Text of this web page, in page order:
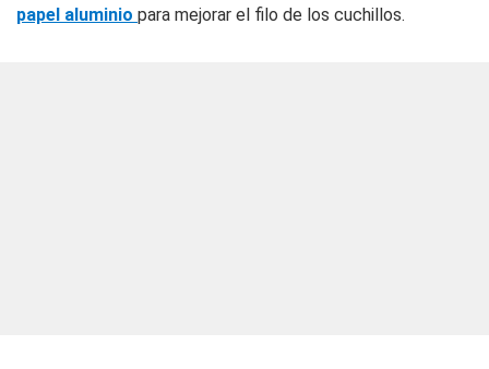
papel aluminio para mejorar el filo de los cuchillos.